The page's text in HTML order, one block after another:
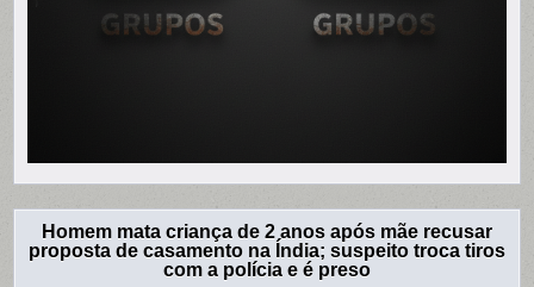
Homem mata criança de 2 anos após mãe recusar
proposta de casamento na Índia; suspeito troca tiros
com a polícia e é preso